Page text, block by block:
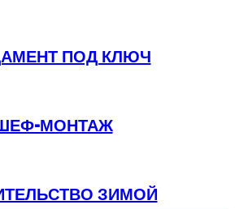
ПОД КЛЮЧ
МОНТАЖ
ЗИМОЙ